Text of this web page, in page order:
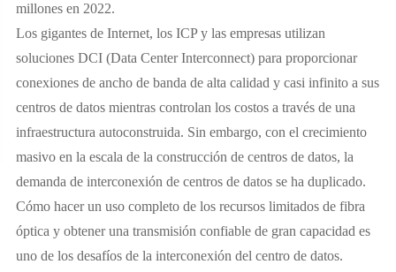
millones en 2022.
Los gigantes de Internet, los ICP y las empresas utilizan
soluciones DCI (Data Center Interconnect) para proporcionar
conexiones de ancho de banda de alta calidad y casi infinito a sus
centros de datos mientras controlan los costos a través de una
infraestructura autoconstruida. Sin embargo, con el crecimiento
masivo en la escala de la construcción de centros de datos, la
demanda de interconexión de centros de datos se ha duplicado.
Cómo hacer un uso completo de los recursos limitados de fibra
óptica y obtener una transmisión confiable de gran capacidad es
uno de los desafíos de la interconexión del centro de datos.